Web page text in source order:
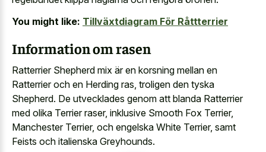
You might like: Tillväxtdiagram För Råttterrier
Information om rasen
Ratterrier Shepherd mix är en korsning mellan en
Ratterrier och en Herding ras, troligen den tyska
Shepherd. De utvecklades genom att blanda Ratterrier
med olika Terrier raser, inklusive Smooth Fox Terrier,
Manchester Terrier, och engelska White Terrier, samt
Feists och italienska Greyhounds.